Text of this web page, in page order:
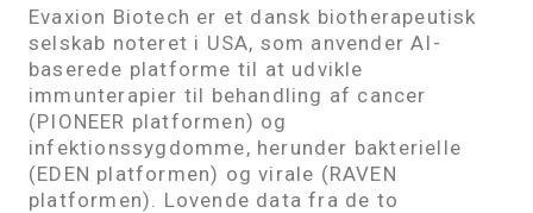
Evaxion Biotech er et dansk biotherapeutisk
selskab noteret i USA, som anvender AI-
baserede platforme til at udvikle
immunterapier til behandling af cancer
(PIONEER platformen) og
infektionssygdomme, herunder bakterielle
(EDEN platformen) og virale (RAVEN
platformen). Lovende data fra de to